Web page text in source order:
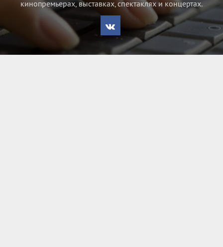
кинопремьерах, выставках, спектаклях и концертах.